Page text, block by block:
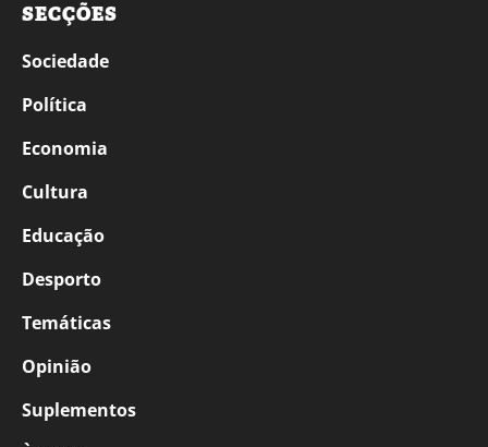
SECÇÕES
Sociedade
Política
Economia
Cultura
Educação
Desporto
Temáticas
Opinião
Suplementos